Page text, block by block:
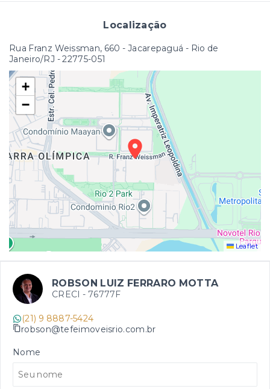
Localização
Rua Franz Weissman, 660 - Jacarepaguá - Rio de
Janeiro/RJ - 22775-051
+
−
Leaflet
ROBSON LUIZ FERRARO MOTTA
CRECI - 76777F
(21) 9 8887-5424
robson@tefeimoveisrio.com.br
Nome